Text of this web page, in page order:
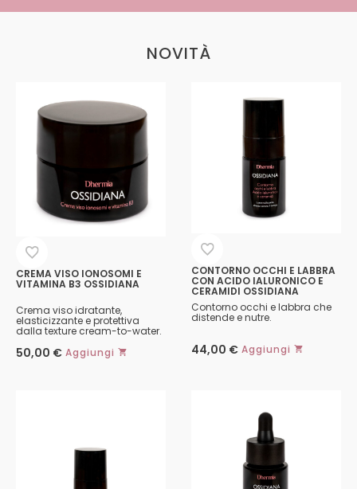
NOVITÀ
CREMA VISO IONOSOMI E
VITAMINA B3 OSSIDIANA
Crema viso idratante,
elasticizzante e protettiva
dalla texture cream-to-water.
50,00 € Aggiungi
CONTORNO OCCHI E LABBRA
CON ACIDO IALURONICO E
CERAMIDI OSSIDIANA
Contorno occhi e labbra che
distende e nutre.
44,00 € Aggiungi